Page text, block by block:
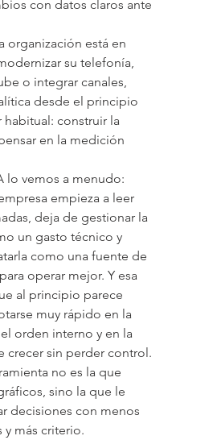
con datos claros ante
organización está en
su telefonía,
o integrar canales,
desde el principio
habitual: construir la
en la medición
lo vemos a menudo:
empieza a leer
deja de gestionar la
un gasto técnico y
como una fuente de
operar mejor. Y esa
al principio parece
muy rápido en la
orden interno y en la
crecer sin perder control.
no es la que
sino la que le
decisiones con menos
más criterio.